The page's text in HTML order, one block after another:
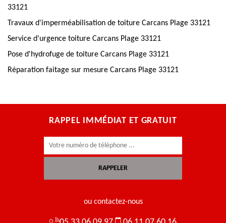
33121
Travaux d'imperméabilisation de toiture Carcans Plage 33121
Service d'urgence toiture Carcans Plage 33121
Pose d'hydrofuge de toiture Carcans Plage 33121
Réparation faitage sur mesure Carcans Plage 33121
RAPPEL IMMÉDIAT ET GRATUIT
ou contactez-nous